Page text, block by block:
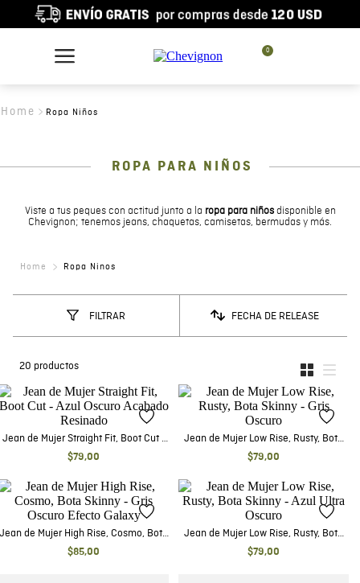
0
Ropa Niños
ROPA PARA NIÑOS
Viste a tus peques con actitud junto a la ropa para niñosdisponible en
Chevignon; tenemos jeans, chaquetas, camisetas, bermudas y más.
Ropa Ninos
FILTRAR FECHA DE RELEASE
20 productos
Jean de Mujer Straight Fit, Boot Cut -
Azul Oscuro Acabado Resinado
$79,00
Jean de Mujer Low Rise, Rusty, Bota
Skinny - Gris Oscuro
$79,00
Jean de Mujer High Rise, Cosmo, Bota
Skinny - Gris Oscuro Efecto Galaxy
$85,00
Jean de Mujer Low Rise, Rusty, Bota
Skinny - Azul Ultra Oscuro
$79,00